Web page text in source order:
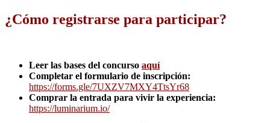
¿Cómo registrarse para participar?
Leer las bases del concurso aquí
Completar el formulario de inscripción:
https://forms.gle/7UXZV7MXY4TtsYr68
Comprar la entrada para vivir la experiencia:
https://luminarium.io/